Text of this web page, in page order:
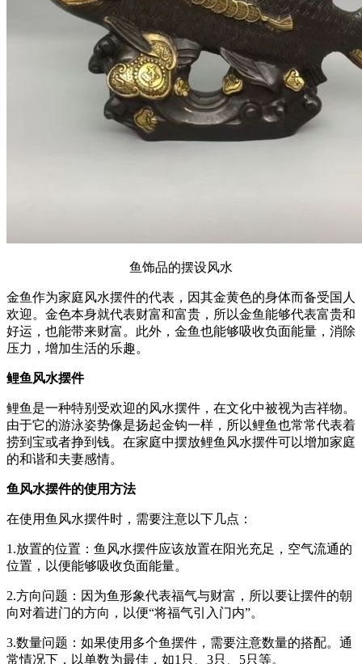
鱼饰品的摆设风水
金鱼作为家庭风水摆件的代表，因其金黄色的身体而备受国人
欢迎。金色本身就代表财富和富贵，所以金鱼能够代表富贵和
好运，也能带来财富。此外，金鱼也能够吸收负面能量，消除
压力，增加生活的乐趣。
鲤鱼风水摆件
鲤鱼是一种特别受欢迎的风水摆件，在文化中被视为吉祥物。
由于它的游泳姿势像是扬起金钩一样，所以鲤鱼也常常代表着
捞到宝或者挣到钱。在家庭中摆放鲤鱼风水摆件可以增加家庭
的和谐和夫妻感情。
鱼风水摆件的使用方法
在使用鱼风水摆件时，需要注意以下几点：
1.放置的位置：鱼风水摆件应该放置在阳光充足，空气流通的
位置，以便能够吸收负面能量。
2.方向问题：因为鱼形象代表福气与财富，所以要让摆件的朝
向对着进门的方向，以便“将福气引入门内”。
3.数量问题：如果使用多个鱼摆件，需要注意数量的搭配。通
常情况下，以单数为最佳，如1只、3只、5只等。